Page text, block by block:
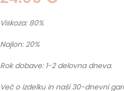
Viskoza: 80%
Najlon: 20%
Rok dobave: 1-2 delovna dneva.
Več o izdelku in naši 30-dnevni